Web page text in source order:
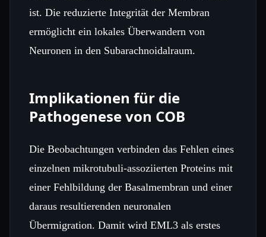
ist. Die reduzierte Integrität der Membran
ermöglicht ein lokales Überwandern von
Neuronen in den Subarachnoidalraum.
Implikationen für die
Pathogenese von COB
Die Beobachtungen verbinden das Fehlen eines
einzelnen mikrotubuli‑assoziierten Proteins mit
einer Fehlbildung der Basalmembran und einer
daraus resultierenden neuronalen
Übermigration. Damit wird EML3 als erstes